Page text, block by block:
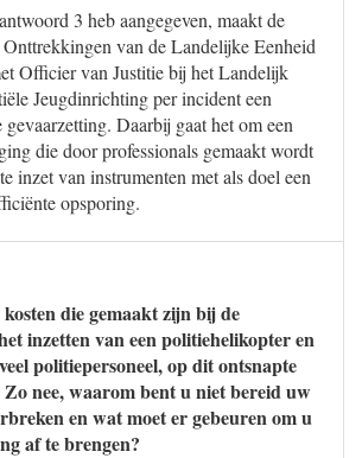
3 heb aangegeven, maakt de
van de Landelijke Eenheid
Officier van Justitie bij het Landelijk
Jeugdinrichting per incident een
Daarbij gaat het om een
die door professionals gemaakt wordt
inzet van instrumenten met als doel een
opsporing.
die gemaakt zijn bij de
inzetten van een politiehelikopter en
politiepersoneel, op dit ontsnapte
nee, waarom bent u niet bereid uw
en wat moet er gebeuren om u
af te brengen?